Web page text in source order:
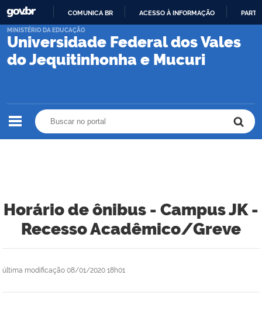
PARA
CONTEÚDO
COMUNICA BR ACESSO À INFORMAÇÃO
Universidade Federal dos Vales
do Jequitinhonha e Mucuri
MINISTÉRIO DA EDUCAÇÃO
Horário de ônibus - Campus JK -
Recesso Acadêmico/Greve
última modificação 08/01/2020 18h01